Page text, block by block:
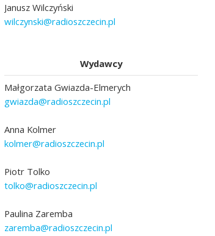
Janusz Wilczyński
wilczynski@radioszczecin.pl
Wydawcy
Małgorzata Gwiazda-Elmerych
gwiazda@radioszczecin.pl
Anna Kolmer
kolmer@radioszczecin.pl
Piotr Tolko
tolko@radioszczecin.pl
Paulina Zaremba
zaremba@radioszczecin.pl